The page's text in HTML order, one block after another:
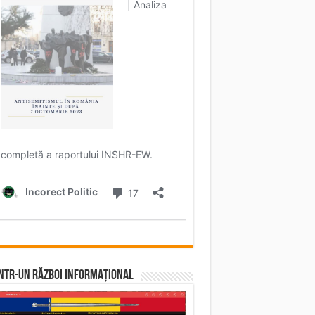
un RĂZBOI INFORMAȚIONAL